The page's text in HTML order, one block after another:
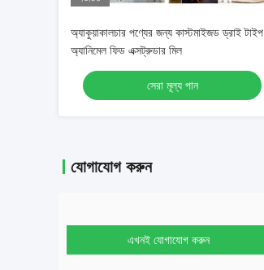
অ্যাকুয়াকালচার পণ্যের জন্য কাস্টমাইজড ড্রাই টাইপ
অ্যানিমেল ফিড এক্সট্রুডার মিল
সেরা মূল্য পান
যোগাযোগ করুন
এখনই যোগাযোগ করুন